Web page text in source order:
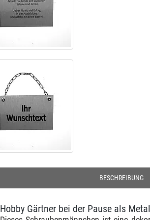
BESCHREIBUNG
Hobby Gärtner bei der Pause als